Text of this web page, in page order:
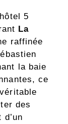
5
La
raffinée
la baie
ce
des